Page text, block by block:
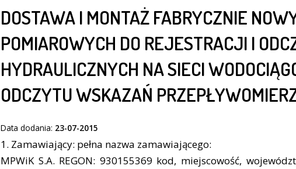
DOSTAWA I MONTAŻ FABRYCZNIE
POMIAROWYCH DO REJESTRACJI I
HYDRAULICZNYCH NA SIECI
ODCZYTU WSKAZAŃ
Data dodania: 23-07-2015
1. Zamawiający: pełna nazwa zamawiającego:
MPWiK S.A. REGON: 930155369 kod, miejscowość,